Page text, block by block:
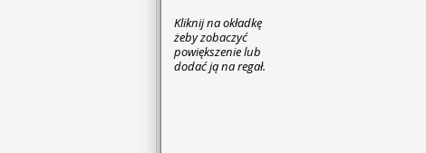
Kliknij na okładkę
żeby zobaczyć
powiększenie lub
dodać ją na regał.